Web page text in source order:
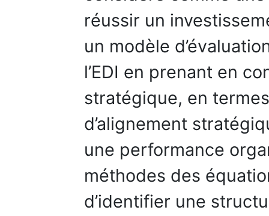
réussir un
un modèle
l’EDI en prenant en
stratégique, en
d’alignement
une performance
méthodes des
d’identifier une